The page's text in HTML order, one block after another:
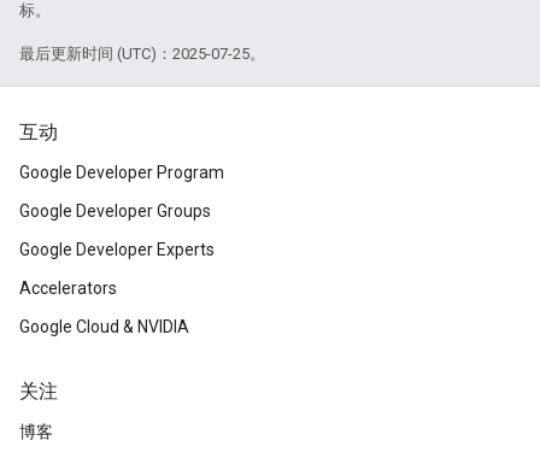
标。
最后更新时间 (UTC)：2025-07-25。
互动
Google Developer Program
Google Developer Groups
Google Developer Experts
Accelerators
Google Cloud & NVIDIA
关注
博客